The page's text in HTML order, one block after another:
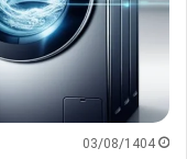
03/08/1404